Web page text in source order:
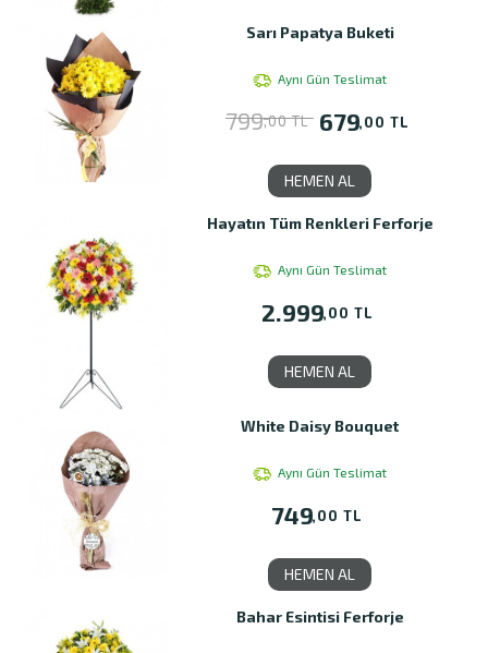
Sarı Papatya Buketi
Aynı Gün Teslimat
799,00 TL 679,00 TL
HEMEN AL
Hayatın Tüm Renkleri Ferforje
Aynı Gün Teslimat
2.999,00 TL
HEMEN AL
White Daisy Bouquet
Aynı Gün Teslimat
749,00 TL
HEMEN AL
Bahar Esintisi Ferforje